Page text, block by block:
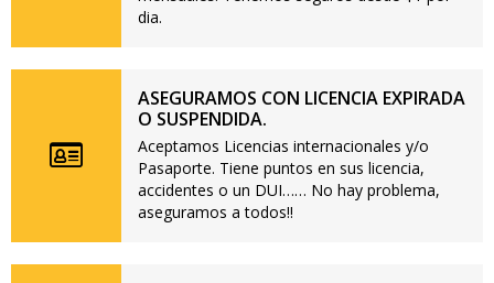
dia.
ASEGURAMOS CON LICENCIA EXPIRADA
O SUSPENDIDA.
Aceptamos Licencias internacionales y/o
Pasaporte. Tiene puntos en sus licencia,
accidentes o un DUI…… No hay problema,
aseguramos a todos!!